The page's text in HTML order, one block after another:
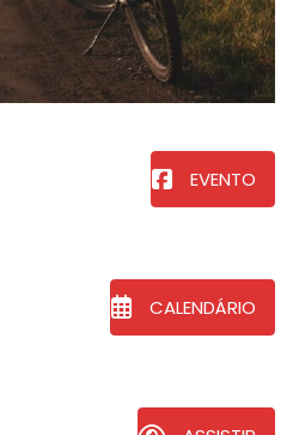
EVENTO
CALENDÁRIO